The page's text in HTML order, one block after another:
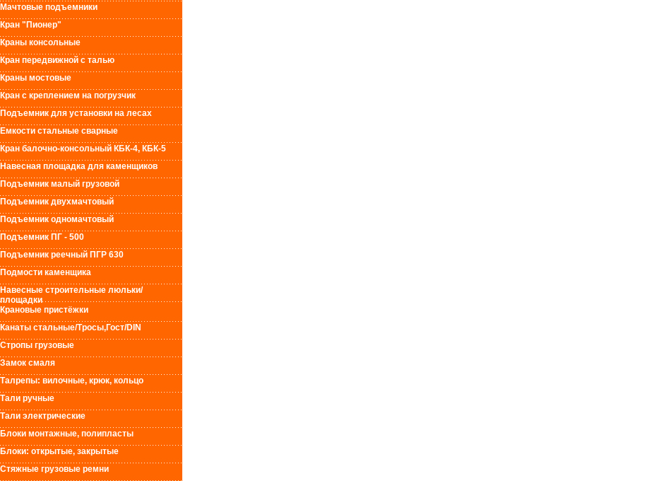
Мачтовые подъемники
Кран "Пионер"
Краны консольные
Кран передвижной с талью
Краны мостовые
Кран с креплением на погрузчик
Подъемник для установки на лесах
Емкости стальные сварные
Кран балочно-консольный КБК-4, КБК-5
Навесная площадка для каменщиков
Подъемник малый грузовой
Подъемник двухмачтовый
Подъемник одномачтовый
Подъемник ПГ - 500
Подъемник реечный ПГР 630
Подмости каменщика
Навесные строительные люльки/
площадки
Крановые пристёжки
Канаты стальные/Тросы,Гост/DIN
Стропы грузовые
Замок смаля
Талрепы: вилочные, крюк, кольцо
Тали ручные
Тали электрические
Блоки монтажные, полипласты
Блоки: открытые, закрытые
Стяжные грузовые ремни